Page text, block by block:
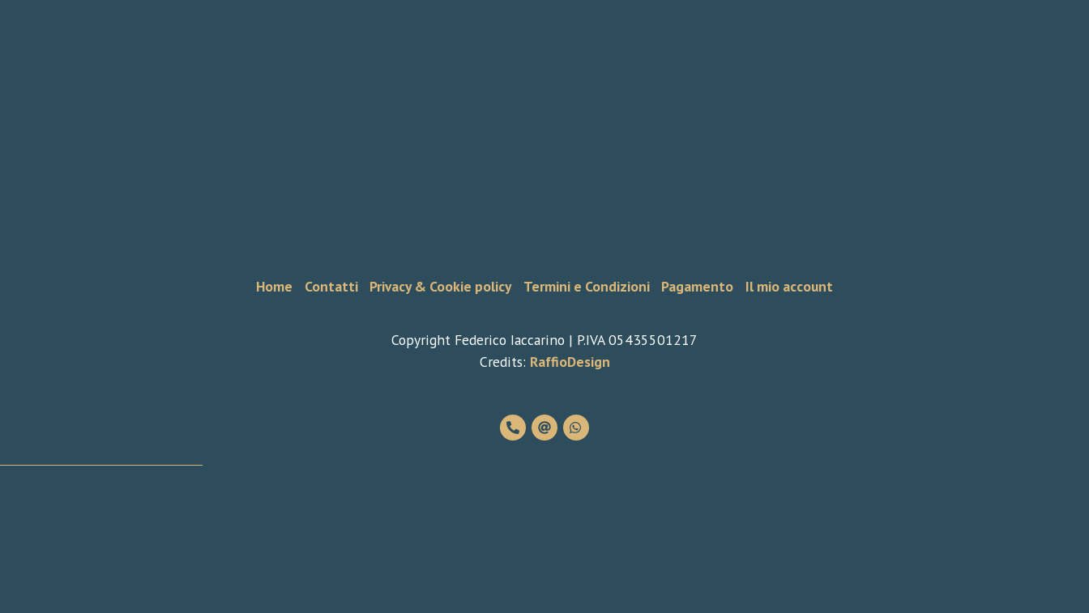
Home Contatti Privacy & Cookie policy Termini e Condizioni Pagamento Il mio account
Copyright Federico Iaccarino | P.IVA 05435501217
Credits: RaffioDesign